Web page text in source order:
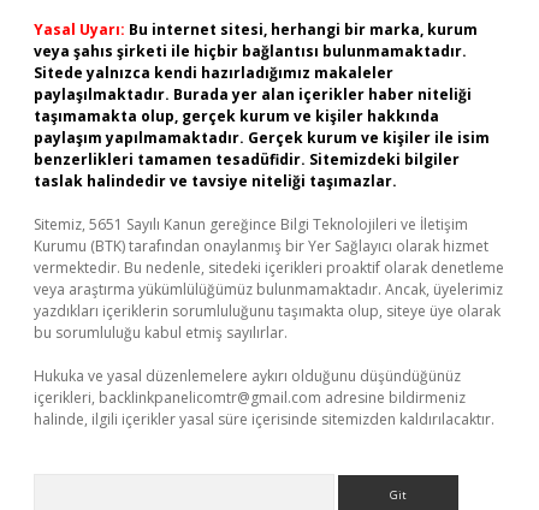
Yasal Uyarı: Bu internet sitesi, herhangi bir marka, kurum
veya şahıs şirketi ile hiçbir bağlantısı bulunmamaktadır.
Sitede yalnızca kendi hazırladığımız makaleler
paylaşılmaktadır. Burada yer alan içerikler haber niteliği
taşımamakta olup, gerçek kurum ve kişiler hakkında
paylaşım yapılmamaktadır. Gerçek kurum ve kişiler ile isim
benzerlikleri tamamen tesadüfidir. Sitemizdeki bilgiler
taslak halindedir ve tavsiye niteliği taşımazlar.
Sitemiz, 5651 Sayılı Kanun gereğince Bilgi Teknolojileri ve İletişim
Kurumu (BTK) tarafından onaylanmış bir Yer Sağlayıcı olarak hizmet
vermektedir. Bu nedenle, sitedeki içerikleri proaktif olarak denetleme
veya araştırma yükümlülüğümüz bulunmamaktadır. Ancak, üyelerimiz
yazdıkları içeriklerin sorumluluğunu taşımakta olup, siteye üye olarak
bu sorumluluğu kabul etmiş sayılırlar.
Hukuka ve yasal düzenlemelere aykırı olduğunu düşündüğünüz
içerikleri, backlinkpanelicomtr@gmail.com adresine bildirmeniz
halinde, ilgili içerikler yasal süre içerisinde sitemizden kaldırılacaktır.